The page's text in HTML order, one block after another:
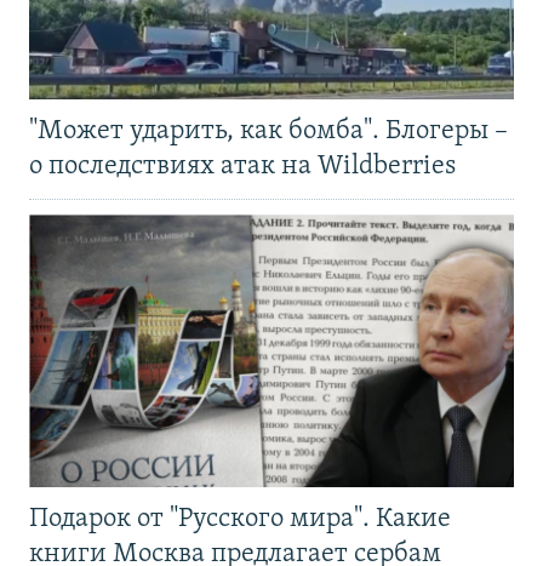
"Может ударить, как бомба". Блогеры –
о последствиях атак на Wildberries
Подарок от "Русского мира". Какие
книги Москва предлагает сербам